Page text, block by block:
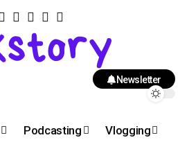
Newsletter
Podcasting Vlogging